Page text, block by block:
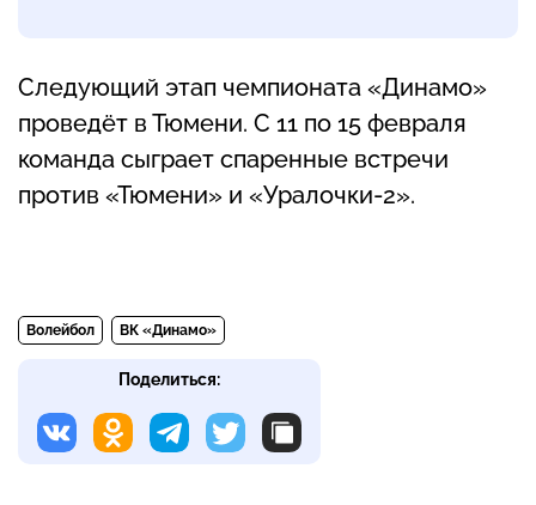
Следующий этап чемпионата «Динамо»
проведёт в Тюмени. С 11 по 15 февраля
команда сыграет спаренные встречи
против «Тюмени» и «Уралочки-2».
Волейбол ВК «Динамо»
Поделиться: